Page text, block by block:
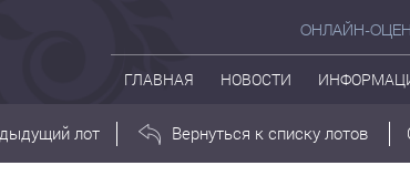
ОНЛАЙН-
ГЛАВНАЯ НОВОСТИ
лот Вернуться к списку лотов